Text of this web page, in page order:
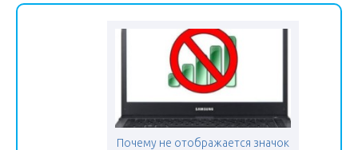
Почему не отображается значок